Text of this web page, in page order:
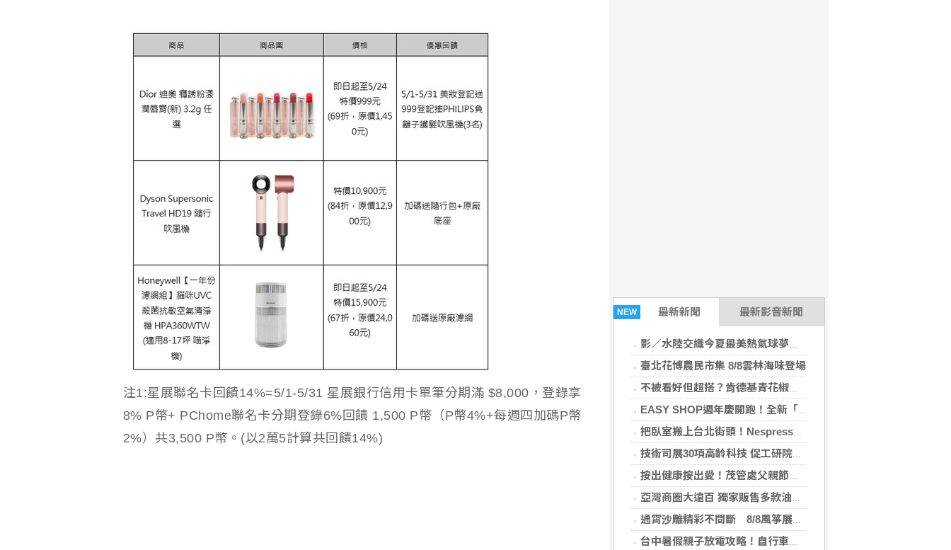
NEW 最新新聞 最新影音新聞
影／水陸交織今夏最美熱氣球夢幻聯動水舞展演 點亮池上大坡池
臺北花博農民市集 8/8雲林海味登場
不被看好但超搭？肯德基青花椒從炸雞跨界甜點，全新「青花椒花生蛋撻」8/11限時兩周開賣
EASY SHOP週年慶開跑！全新「戀戀星光」雙爆款買一送一！讓你轉身即是焦點
把臥室搬上台北街頭！Nespresso 打造期間限定《早咖起居室》
技術司展30項高齡科技 促工研院與泰陞簽約搶4億商機
按出健康按出愛！茂管處父親節邀視障按摩師駐點 打造最暖心八月禮
亞灣商圈大遠百 獨家販售多款油品 民眾重新檢視「油」的品質
通霄沙雕精彩不間斷 8/8風箏展演、8/16情人節浪漫放閃
台中暑假親子放電攻略！自行車、熱氣球、熱門電影接力嗨玩到8月底
注1:星展聯名卡回饋14%=5/1-5/31 星展銀行信用卡單筆分期滿 $8,000，登錄享
8% P幣+ PChome聯名卡分期登錄6%回饋 1,500 P幣（P幣4%+每週四加碼P幣
2%）共3,500 P幣。(以2萬5計算共回饋14%)